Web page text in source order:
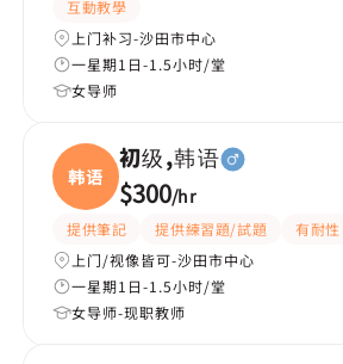
互動教學
上门补习-沙田市中心
一星期1日-1.5小时/堂
女导师
韩语
初级,韩语
$300/hr
提供筆記 提供練習題/試題
有耐性
上门/视像皆可-沙田市中心
一星期1日-1.5小时/堂
女导师-现职教师